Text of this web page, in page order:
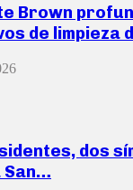
Brown
de limpieza
dos
San…